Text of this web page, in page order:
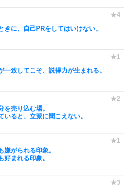
きに、自己PRをしてはいけない。
一致してこそ、説得力が生まれる。
を売り込む場。
いると、立派に聞こえない。
嫌がられる印象。
好まれる印象。